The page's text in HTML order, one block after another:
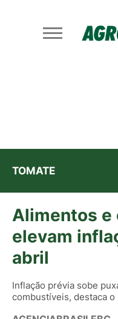
TOMATE
Alimentos e
elevam
abril
Inflação prévia sobe
combustíveis, destaca o